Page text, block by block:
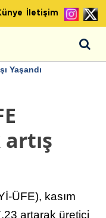
İletişim
Yaşandı
artış
ÜFE), kasım
artarak üretici